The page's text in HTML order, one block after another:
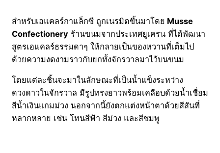
สำหรับเอแคลร์กาแล็กซี ถูกเนรมิตขึ้นมาโดย Musse
Confectionery ร้านขนมจากประเทศยูเครน ที่ได้พัฒนา
สูตรเอแคลร์ธรรมดาๆ ให้กลายเป็นของหวานที่เต็มไป
ด้วยความงดงามราวกับยกทั้งจักรวาลมาไว้บนขนม
โดยแต่ละชิ้นจะมาในลักษณะที่เป็นน้ำแข็งระหว่าง
ดวงดาวในจักรวาล มีรูปทรงยาวพร้อมเคลือบด้วยน้ำเชื่อม
สีน้ำเงินแกมม่วง นอกจากนี้ยังตกแต่งหน้าตาด้วยสีสันที่
หลากหลาย เช่น โทนสีฟ้า สีม่วง และสีชมพู